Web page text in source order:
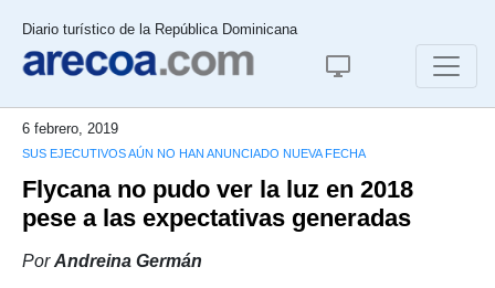
Diario turístico de la República Dominicana
6 febrero, 2019
SUS EJECUTIVOS AÚN NO HAN ANUNCIADO NUEVA FECHA
Flycana no pudo ver la luz en 2018
pese a las expectativas generadas
PorAndreina Germán